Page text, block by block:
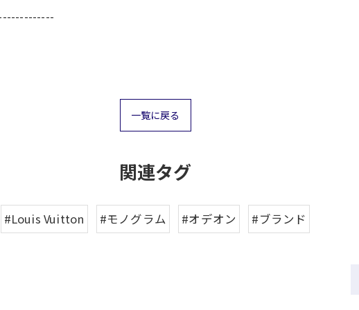
一覧に戻る
関連タグ
#Louis Vuitton #モノグラム #オデオン #ブランド